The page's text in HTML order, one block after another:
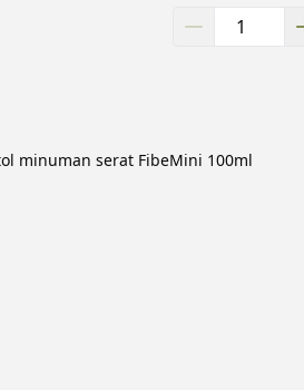
minuman serat FibeMini 100ml